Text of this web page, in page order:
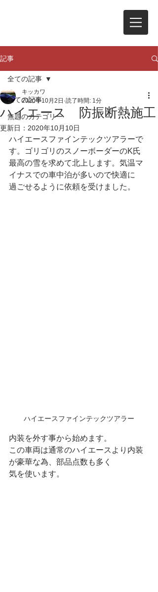
記事
全ての記事
無題のカテゴリー
全ての記事
ハイエース 防振断熱施工
キッカワ
2020年10月2日 読了時間: 1分
更新日： 2020年10月10日
ハイエースファインテックツアラーで
す。ゴリゴリのスノーボーダーのK氏
最高の雪を求めて北上します。気温マ
イナスでの車中泊が多いので快適に
過ごせるように依頼を受けました。
ハイエースファインテックツアラー
内装を外す事から始めます。
この車両は通常のハイエースより内装
が豪華な為、部品点数も多く
気を使います。